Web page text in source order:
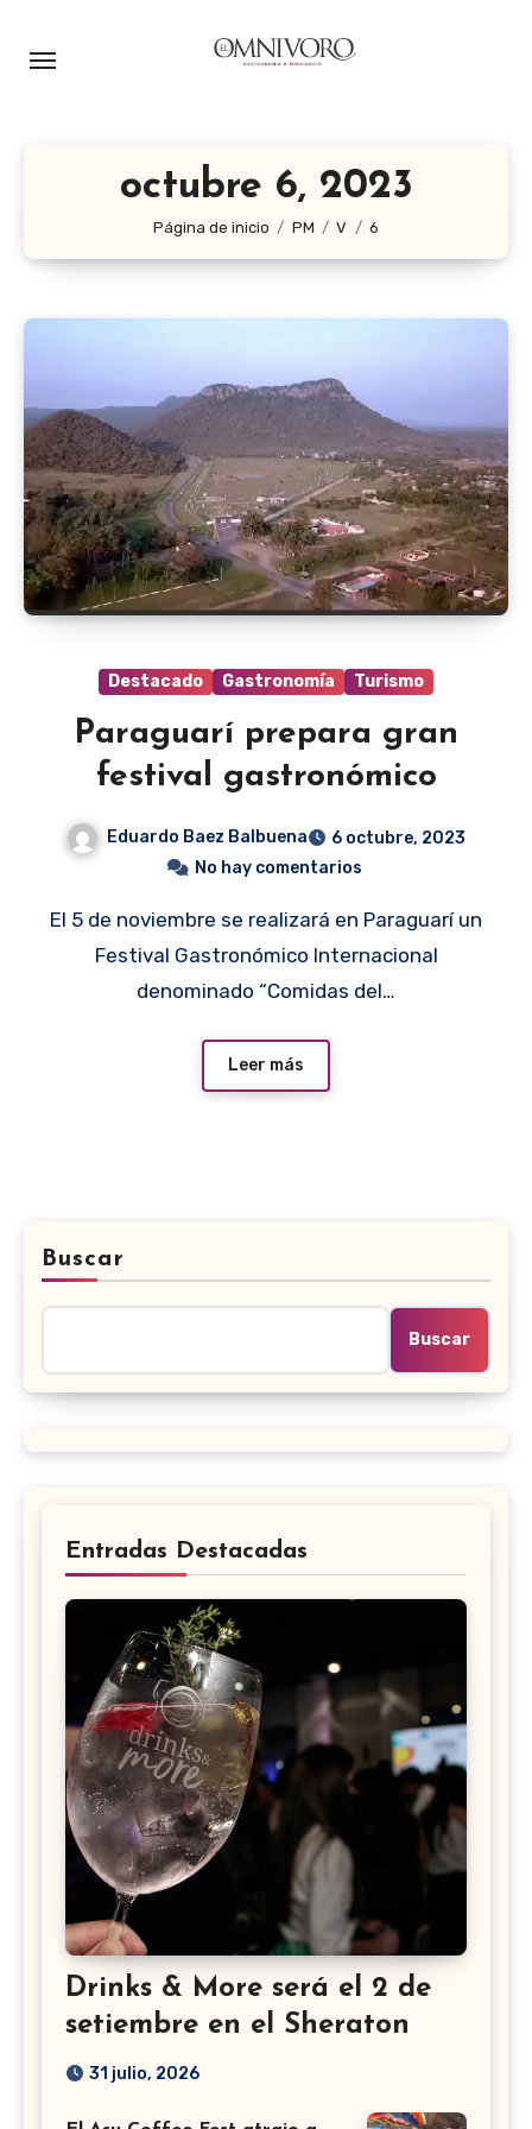
octubre 6, 2023
Página de inicio PM V 6
Destacado Gastronomía Turismo
Paraguarí prepara gran
festival gastronómico
Eduardo Baez Balbuena
6 octubre, 2023
No hay comentarios
El 5 de noviembre se realizará en Paraguarí un
Festival Gastronómico Internacional
denominado “Comidas del…
Leer más
Buscar
Buscar
Entradas Destacadas
Drinks & More será el 2 de
setiembre en el Sheraton
31 julio, 2026